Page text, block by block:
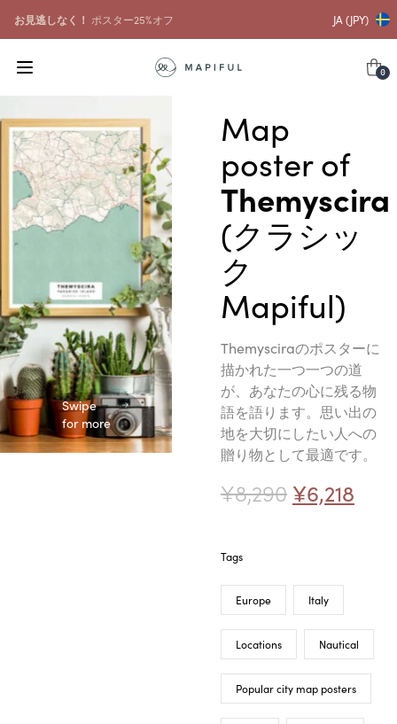
お見逃しなく！ ポスター25%オフ JA (JPY)
0
Swipe
for more
Map
poster of
Themyscira
(クラシッ
ク
Mapiful)
Themysciraのポスターに
描かれた一つ一つの道
が、あなたの心に残る物
語を語ります。思い出の
地を大切にしたい人への
贈り物として最適です。
¥8,290 ¥6,218
Tags
Europe Italy
Locations Nautical
Popular city map posters